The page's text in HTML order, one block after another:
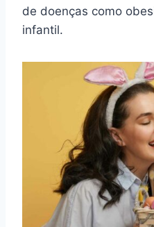
de doenças como
infantil.